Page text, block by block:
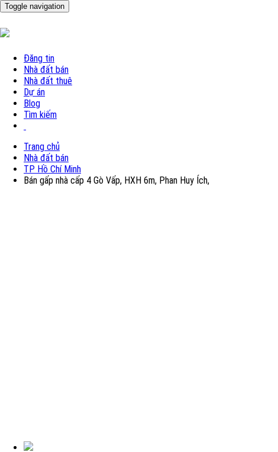
Toggle navigation
Đăng tin
Nhà đất bán
Nhà đất thuê
Dự án
Blog
Tìm kiếm
Trang chủ
Nhà đất bán
TP Hồ Chí Minh
Bán gấp nhà cấp 4 Gò Vấp, HXH 6m, Phan Huy Ích,